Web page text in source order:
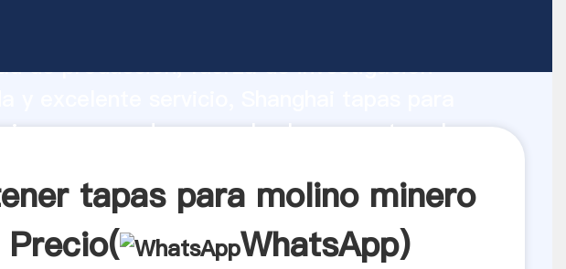
de producción, fuerza de investigación
proveedor crea el valor y aporta valores
tapas para molino minero
Precio(
WhatsApp)